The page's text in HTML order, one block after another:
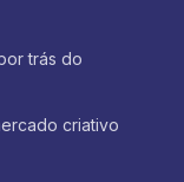
trás do
criativo